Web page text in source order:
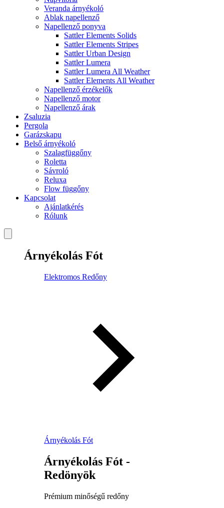
Veranda árnyékoló
Ablak napellenző
Napellenző ponyva
Sattler Elements Solids
Sattler Elements Stripes
Sattler Urban Design
Sattler Lumera
Sattler Lumera All Weather
Sattler Elements All Weather
Napellenző érzékelők
Napellenző motor
Napellenző árak
Zsaluzia
Pergola
Garázskapu
Belső árnyékoló
Szalagfüggőny
Roletta
Sávroló
Reluxa
Flow függőny
Kapcsolat
Ajánlatkérés
Rólunk
Árnyékolás Fót
Elektromos Redőny
Árnyékolás Fót
Árnyékolás Fót -
Redönyök
Prémium minőségű redőny